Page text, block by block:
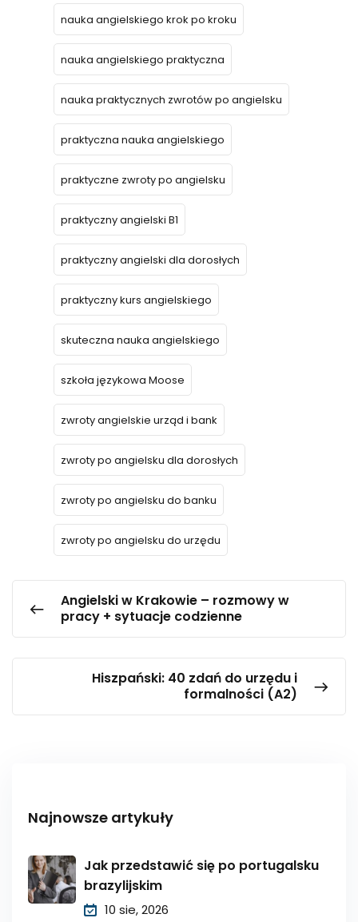
nauka angielskiego krok po kroku
nauka angielskiego praktyczna
nauka praktycznych zwrotów po angielsku
praktyczna nauka angielskiego
praktyczne zwroty po angielsku
praktyczny angielski B1
praktyczny angielski dla dorosłych
praktyczny kurs angielskiego
skuteczna nauka angielskiego
szkoła językowa Moose
zwroty angielskie urząd i bank
zwroty po angielsku dla dorosłych
zwroty po angielsku do banku
zwroty po angielsku do urzędu
Angielski w Krakowie – rozmowy w
pracy + sytuacje codzienne
Hiszpański: 40 zdań do urzędu i
formalności (A2)
Najnowsze artykuły
Jak przedstawić się po portugalsku
brazylijskim
10 sie, 2026